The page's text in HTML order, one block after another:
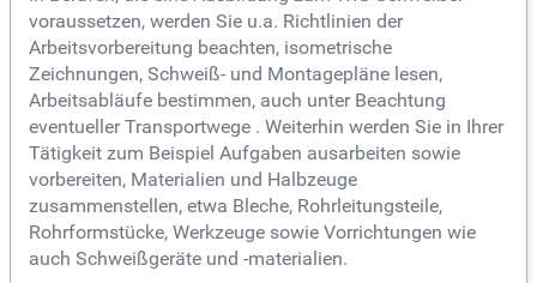
voraussetzen, werden Sie u.a. Richtlinien der
Arbeitsvorbereitung beachten, isometrische
Zeichnungen, Schweiß- und Montagepläne lesen,
Arbeitsabläufe bestimmen, auch unter Beachtung
eventueller Transportwege . Weiterhin werden Sie in Ihrer
Tätigkeit zum Beispiel Aufgaben ausarbeiten sowie
vorbereiten, Materialien und Halbzeuge
zusammenstellen, etwa Bleche, Rohrleitungsteile,
Rohrformstücke, Werkzeuge sowie Vorrichtungen wie
auch Schweißgeräte und -materialien.